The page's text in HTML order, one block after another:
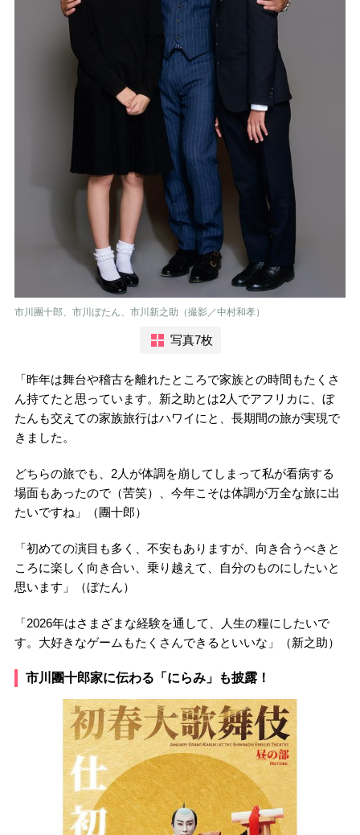
市川團十郎、市川ぼたん、市川新之助（撮影／中村和孝）
写真7枚
「昨年は舞台や稽古を離れたところで家族との時間もたくさ
ん持てたと思っています。新之助とは2人でアフリカに、ぼ
たんも交えての家族旅行はハワイにと、長期間の旅が実現で
きました。
どちらの旅でも、2人が体調を崩してしまって私が看病する
場面もあったので（苦笑）、今年こそは体調が万全な旅に出
たいですね」（團十郎）
「初めての演目も多く、不安もありますが、向き合うべきと
ころに楽しく向き合い、乗り越えて、自分のものにしたいと
思います」（ぼたん）
「2026年はさまざまな経験を通して、人生の糧にしたいで
す。大好きなゲームもたくさんできるといいな」（新之助）
市川團十郎家に伝わる「にらみ」も披露！